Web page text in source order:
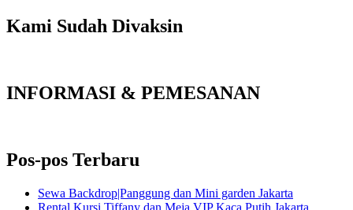
Kami Sudah Divaksin
INFORMASI & PEMESANAN
Pos-pos Terbaru
Sewa Backdrop|Panggung dan Mini garden Jakarta
Rental Kursi Tiffany dan Meja VIP Kaca Putih Jakarta